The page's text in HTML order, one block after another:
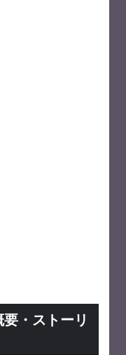
・ストーリ